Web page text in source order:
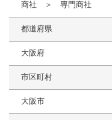
商社 ＞ 専門商社
都道府県
大阪府
市区町村
大阪市